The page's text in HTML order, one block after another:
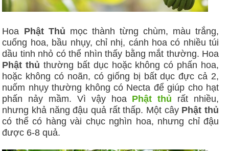
Hoa Phật Thủ mọc thành từng chùm, màu trắng,
cuống hoa, bầu nhụy, chỉ nhị, cánh hoa có nhiều túi
dầu tinh nhỏ có thể nhìn thấy bằng mắt thường. Hoa
Phật thủ thường bất dục hoặc không có phấn hoa,
hoặc không có noãn, có giống bị bất dục đực cả 2,
nuốm nhụy thường không có Necta để giúp cho hạt
phấn nảy mầm. Vì vậy hoa Phật thủ rất nhiều,
nhưng khả năng đậu quả rất thấp. Một cây Phật thủ
có thể có hàng vài chục nghìn hoa, nhưng chỉ đậu
được 6-8 quả.